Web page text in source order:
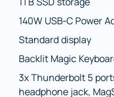
140W USB‑C Power
Standard display
Backlit Magic
3x Thunderbolt 5
headphone jack,